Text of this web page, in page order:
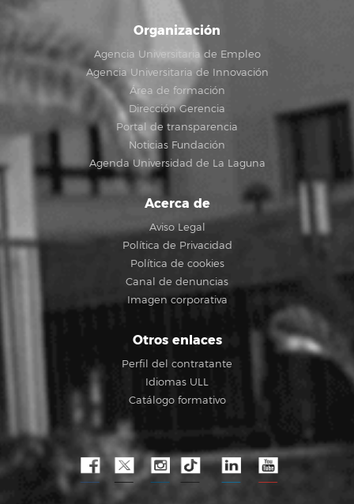
Organización
Agencia Universitaria de Empleo
Agencia Universitaria de Innovación
Área de formación
Dirección Gerencia
Portal de transparencia
Noticias Fundación
Agenda Universidad de La Laguna
Acerca de
Aviso Legal
Política de Privacidad
Política de cookies
Canal de denuncias
Imagen corporativa
Otros enlaces
Perfil del contratante
Idiomas ULL
Catálogo formativo